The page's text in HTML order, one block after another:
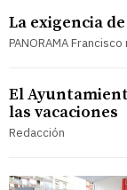
La exigencia
PANORAMA
El
las vacaciones
Redacción